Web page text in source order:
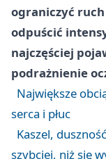
ograniczyć
odpuścić
najczęściej
podrażnienie
Największe
serca i płuc
Kaszel,
szybciej, niż się